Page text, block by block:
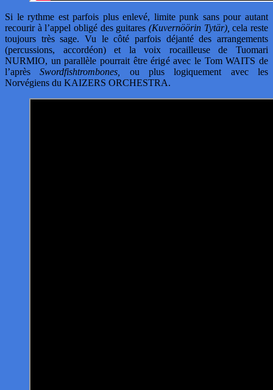
Si le rythme est parfois plus enlevé, limite punk sans pour autant
recourir à l’appel obligé des guitares (Kuvernöörin Tytär), cela reste
toujours très sage. Vu le côté parfois déjanté des arrangements
(percussions, accordéon) et la voix rocailleuse de Tuomari
NURMIO, un parallèle pourrait être érigé avec le Tom WAITS de
l’aprèsSwordfishtrombones,
ou plus logiquement avec les
Norvégiens du KAIZERS ORCHESTRA.